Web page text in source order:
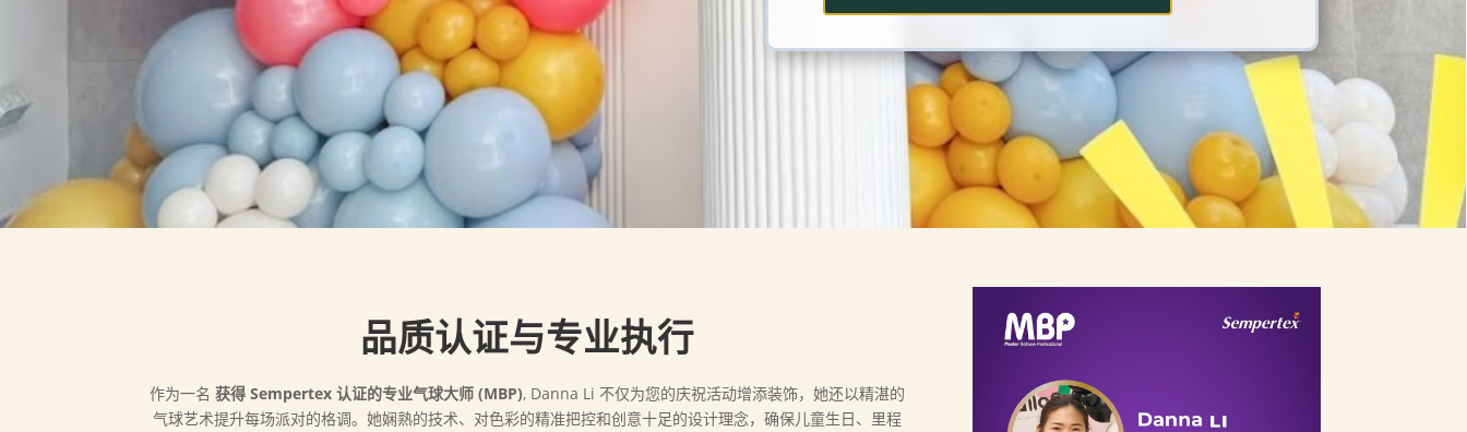
品质认证与专业执行
作为一名 获得 Sempertex 认证的专业气球大师 (MBP), Danna Li 不仅为您的庆祝活动增添装饰，她还以精湛的
气球艺术提升每场派对的格调。她娴熟的技术、对色彩的精准把控和创意十足的设计理念，确保儿童生日、里程